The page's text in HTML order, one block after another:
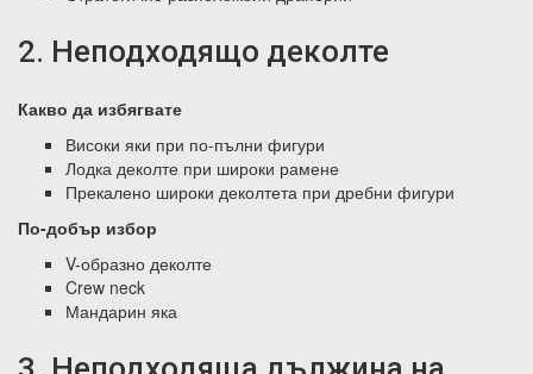
2. Неподходящо деколте
Какво да избягвате
Високи яки при по-пълни фигури
Лодка деколте при широки рамене
Прекалено широки деколтета при дребни фигури
По-добър избор
V-образно деколте
Crew neck
Мандарин яка